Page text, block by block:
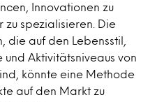
Innovationen zu
zu spezialisieren. Die
die auf den Lebensstil,
Aktivitätsniveaus von
könnte eine Methode
auf den Markt zu